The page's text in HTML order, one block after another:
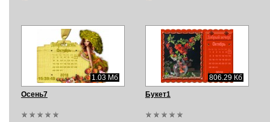
1.03 Мб
Осень7
806.29 Кб
Букет1